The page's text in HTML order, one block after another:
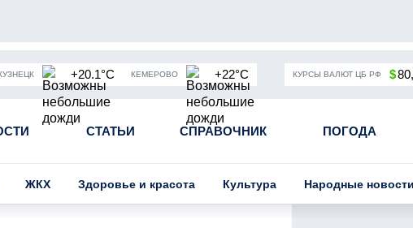
+20.1°C КЕМЕРОВО +22°C КУРСЫ ВАЛЮТ ЦБ РФ $
СТАТЬИ СПРАВОЧНИК ПОГОДА
Частичная мобилизация в России Угольная промышленность
ЖКХ Здоровье и красота Культура Народные новости